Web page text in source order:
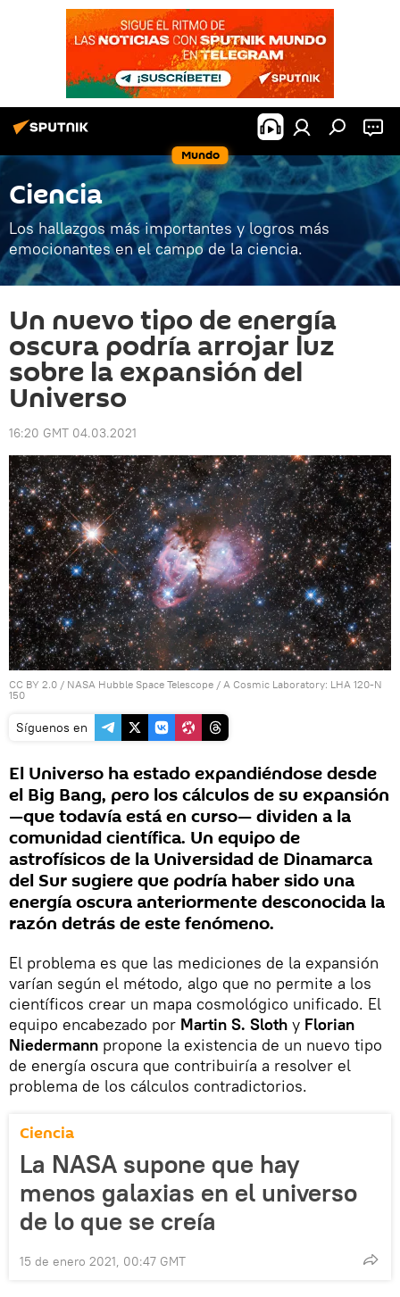
Mundo
Ciencia
Los hallazgos más importantes y logros más
emocionantes en el campo de la ciencia.
Un nuevo tipo de energía
oscura podría arrojar luz
sobre la expansión del
Universo
16:20 GMT 04.03.2021
CC BY 2.0 / NASA Hubble Space Telescope / A Cosmic Laboratory: LHA 120-N
150
Síguenos en
El Universo ha estado expandiéndose desde
el Big Bang, pero los cálculos de su expansión
—que todavía está en curso— dividen a la
comunidad científica. Un equipo de
astrofísicos de la Universidad de Dinamarca
del Sur sugiere que podría haber sido una
energía oscura anteriormente desconocida la
razón detrás de este fenómeno.
El problema es que las mediciones de la expansión
varían según el método, algo que no permite a los
científicos crear un mapa cosmológico unificado. El
equipo encabezado por Martin S. Sloth y Florian
Niedermann propone la existencia de un nuevo tipo
de energía oscura que contribuiría a resolver el
problema de los cálculos contradictorios.
Ciencia
La NASA supone que hay
menos galaxias en el universo
de lo que se creía
15 de enero 2021, 00:47 GMT